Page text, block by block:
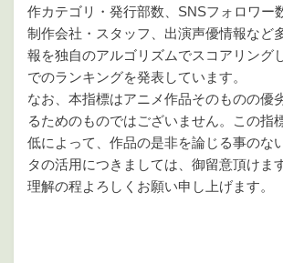
作カテゴリ・発行部数、SNSフォロワー
制作会社・スタッフ、出演声優情報など
報を独自のアルゴリズムでスコアリング
でのランキングを発表しています。
なお、本指標はアニメ作品そのものの優
るためのものではございません。この指
低によって、作品の是非を論じる事のな
タの活用につきましては、御留意頂けま
理解の程よろしくお願い申し上げます。